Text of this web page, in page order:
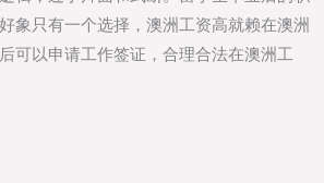
象只有一个选择，澳洲工资高就赖在澳洲
可以申请工作签证，合理合法在澳洲工